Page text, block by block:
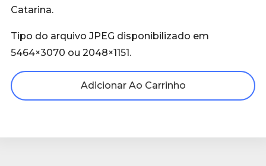
Catarina.
Tipo do arquivo JPEG disponibilizado em
5464×3070 ou 2048×1151.
Adicionar Ao Carrinho